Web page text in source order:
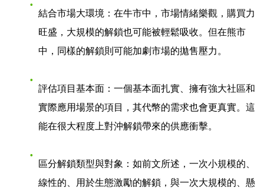
結合市場大環境 ：在牛市中，市場情緒樂觀，購買力
旺盛，大規模的解鎖也可能被輕鬆吸收。但在熊市
中，同樣的解鎖則可能加劇市場的拋售壓力。
評估項目基本面 ：一個基本面扎實、擁有強大社區和
實際應用場景的項目，其代幣的需求也會更真實。這
能在很大程度上對沖解鎖帶來的供應衝擊。
區分解鎖類型與對象 ：如前文所述，一次小規模的、
線性的、用於生態激勵的解鎖，與一次大規模的、懸